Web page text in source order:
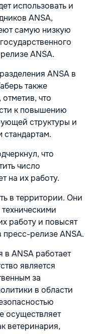
использовать и
ANSA,
самую низкую
ANSA.
ANSA в
также
что
к повышению
структуры и
что
число
на их работу.
в территории. Они
работу и повысят
пресс-релизе ANSA.
ANSA работает
является
за
в области
осуществляет
ветеринария,